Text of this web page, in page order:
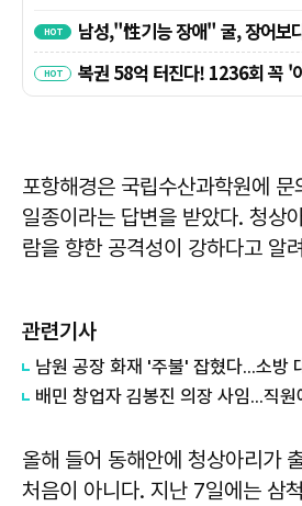
포항해경은 국립수산과학원에 문
일종이라는 답변을 받았다. 청상
람을 향한 공격성이 강하다고 알
관련기사
배민 창업자 김봉진 의장 사임...직
올해 들어 동해안에 청상아리가
처음이 아니다. 지난 7일에는 삼